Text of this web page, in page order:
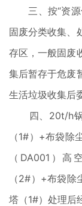
三、按“资源
固废分类收集、
存区，一般固废
集后暂存于危废
生活垃圾收集后
四、20t/h锅
（1#）+布袋
（DA001）
（2#）+布袋
塔（1#）处理后